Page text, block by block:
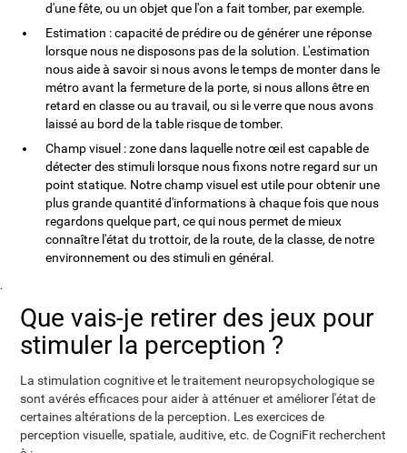
d'une fête, ou un objet que l'on a fait tomber, par exemple.
Estimation : capacité de prédire ou de générer une réponse
lorsque nous ne disposons pas de la solution. L'estimation
nous aide à savoir si nous avons le temps de monter dans le
métro avant la fermeture de la porte, si nous allons être en
retard en classe ou au travail, ou si le verre que nous avons
laissé au bord de la table risque de tomber.
Champ visuel : zone dans laquelle notre œil est capable de
détecter des stimuli lorsque nous fixons notre regard sur un
point statique. Notre champ visuel est utile pour obtenir une
plus grande quantité d'informations à chaque fois que nous
regardons quelque part, ce qui nous permet de mieux
connaître l'état du trottoir, de la route, de la classe, de notre
environnement ou des stimuli en général.
.
Que vais-je retirer des jeux pour
stimuler la perception ?
La stimulation cognitive et le traitement neuropsychologique se
sont avérés efficaces pour aider à atténuer et améliorer l'état de
certaines altérations de la perception. Les exercices de
perception visuelle, spatiale, auditive, etc. de CogniFit recherchent